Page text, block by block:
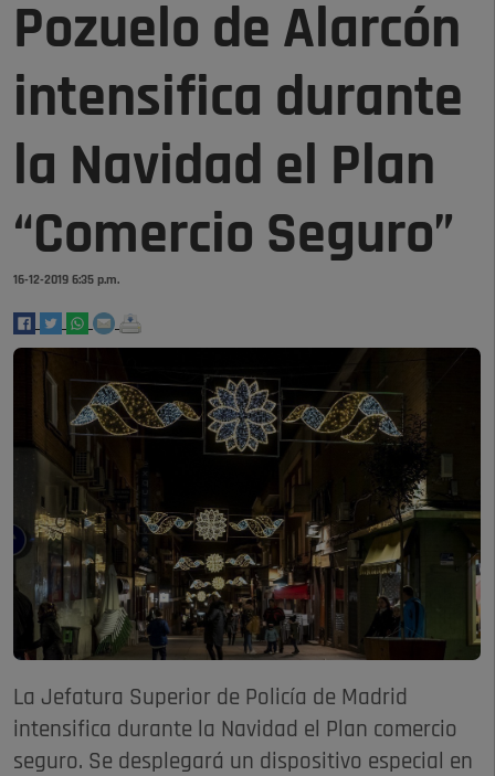
Pozuelo de Alarcón
intensifica durante
la Navidad el Plan
“Comercio Seguro”
16-12-2019 6:35 p.m.
La Jefatura Superior de Policía de Madrid
intensifica durante la Navidad el Plan comercio
seguro. Se desplegará un dispositivo especial en